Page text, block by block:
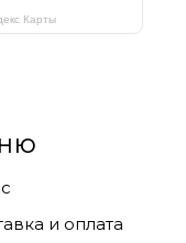
Карты
и оплата